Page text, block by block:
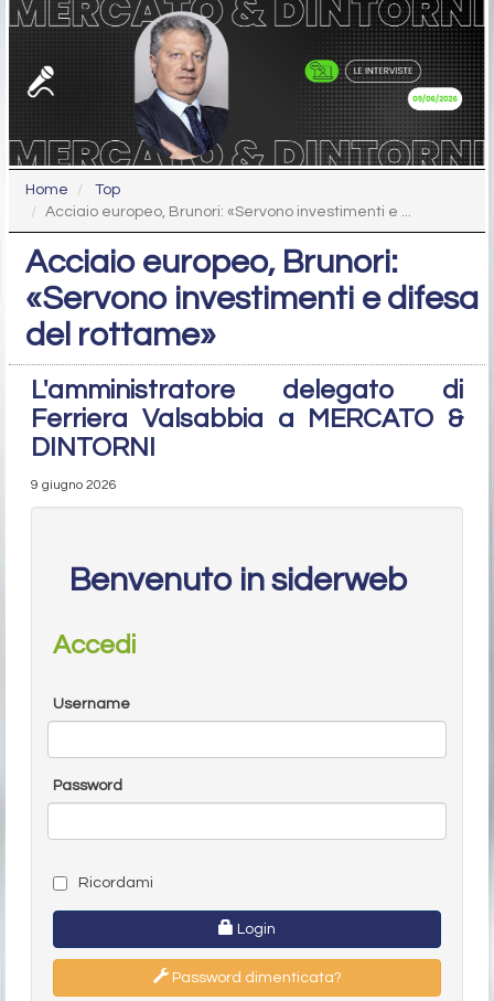
Home
Top
Acciaio europeo, Brunori: «Servono investimenti e ...
Acciaio europeo, Brunori:
«Servono investimenti e difesa
del rottame»
L'amministratore delegato di
Ferriera Valsabbia a MERCATO &
DINTORNI
9 giugno 2026
Benvenuto in siderweb
Accedi
Username
Password
Ricordami
Login
Password dimenticata?